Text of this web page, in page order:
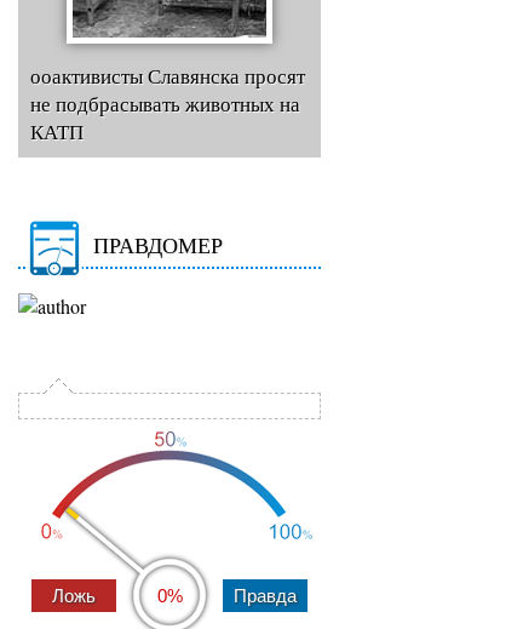
ооактивисты Славянска просят
не подбрасывать животных на
КАТП
ПРАВДОМЕР
0%